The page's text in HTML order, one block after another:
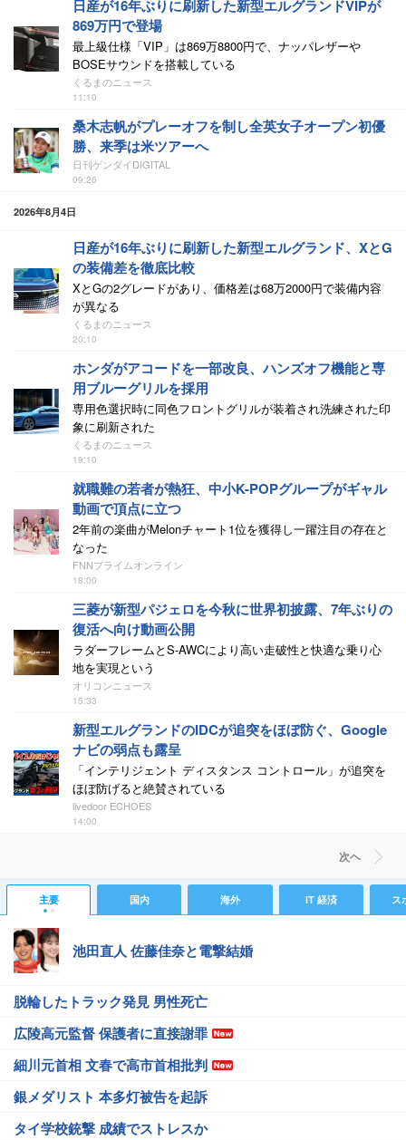
日産が16年ぶりに刷新した新型エルグランドVIPが
869万円で登場
最上級仕様「VIP」は869万8800円で、ナッパレザーや
BOSEサウンドを搭載している
くるまのニュース
11:10
桑木志帆がプレーオフを制し全英女子オープン初優
勝、来季は米ツアーへ
日刊ゲンダイDIGITAL
09:26
2026年8月4日
日産が16年ぶりに刷新した新型エルグランド、XとG
の装備差を徹底比較
XとGの2グレードがあり、価格差は68万2000円で装備内容
が異なる
くるまのニュース
20:10
ホンダがアコードを一部改良、ハンズオフ機能と専
用ブルーグリルを採用
専用色選択時に同色フロントグリルが装着され洗練された印
象に刷新された
くるまのニュース
19:10
就職難の若者が熱狂、中小K-POPグループがギャル
動画で頂点に立つ
2年前の楽曲がMelonチャート1位を獲得し一躍注目の存在と
なった
FNNプライムオンライン
18:00
三菱が新型パジェロを今秋に世界初披露、7年ぶりの
復活へ向け動画公開
ラダーフレームとS-AWCにより高い走破性と快適な乗り心
地を実現という
オリコンニュース
15:33
新型エルグランドのIDCが追突をほぼ防ぐ、Google
ナビの弱点も露呈
「インテリジェント ディスタンス コントロール」が追突を
ほぼ防げると絶賛されている
livedoor ECHOES
14:00
次ヘ
主要 国内 海外 IT 経済 ス
池田直人 佐藤佳奈と電撃結婚
脱輪したトラック発見 男性死亡
広陵高元監督 保護者に直接謝罪
細川元首相 文春で高市首相批判
銀メダリスト 本多灯被告を起訴
タイ学校銃撃 成績でストレスか